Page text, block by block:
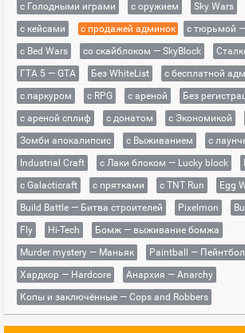
с Голодными играми
с оружием Sky Wars
с кейсами
с продажей админок с тюрьмой
с Bed Wars
со скайблоком — SkyBlock
ГТА 5 — GTA
Без WhiteList
с бесплатной
с паркуром
с RPG с ареной
Без
с ареной сплиф
с донатом с Экономикой
Зомби апокалипсис
с Выживанием с
Industrial Craft
с Лаки блоком — Lucky block
с Galacticraft
с прятками с TNT Run Egg
Build Battle — Битва строителей
Pixelmon
Fly
Hi-Tech
Бомж — выживание бомжа
Murder mystery — Маньяк
Paintball — Пейнтбол
Хардкор — Hardcore
Анархия — Anarchy
Копы и заключённые — Cops and Robbers